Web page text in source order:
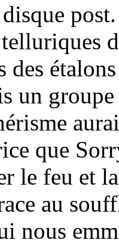
disque
des
un
que
le feu et
au
nous